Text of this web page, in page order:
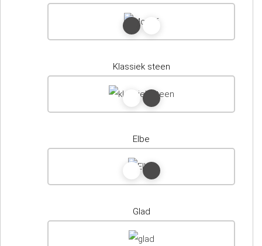
Klassiek steen
Elbe
Glad